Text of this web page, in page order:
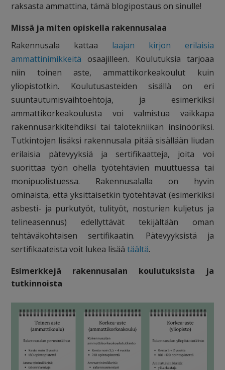
raksasta ammattina, tämä blogipostaus on sinulle!
Missä ja miten opiskella rakennusalaa
Rakennusala kattaa laajan kirjon erilaisia
ammattinimikkeitä osaajilleen. Koulutuksia tarjoaa
niin toinen aste, ammattikorkeakoulut kuin
yliopistotkin. Koulutusasteiden sisällä on eri
suuntautumisvaihtoehtoja, ja esimerkiksi
ammattikorkeakoulusta voi valmistua vaikkapa
rakennusarkkitehdiksi tai talotekniikan insinööriksi.
Tutkintojen lisäksi rakennusala pitää sisällään liudan
erilaisia pätevyyksiä ja sertifikaatteja, joita voi
suorittaa työn ohella työtehtävien muuttuessa tai
monipuolistuessa. Rakennusalalla on hyvin
ominaista, että yksittäisetkin työtehtävät (esimerkiksi
asbesti- ja purkutyöt, tulityöt, nosturien kuljetus ja
telineasennus) edellyttävät tekijältään oman
tehtäväkohtaisen sertifikaatin. Pätevyyksistä ja
sertifikaateista voit lukea lisäätäältä.
Esimerkkejä rakennusalan koulutuksista ja
tutkinnoista